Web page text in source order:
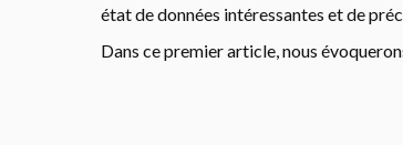
état de données intéressantes et de
Dans ce premier article, nous